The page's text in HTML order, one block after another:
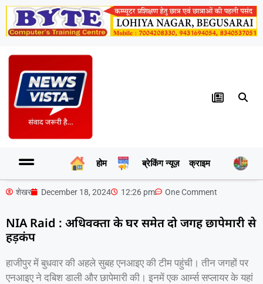
होम ब्रेकिंग न्यूज़ क्राइम
शेखर December 18, 2024 12:26 pm One Comment
NIA Raid : अधिवक्ता के घर समेत दो जगह छापेमारी से
हड़कंप
हाजीपुर में बुधवार की अहले सुबह एनआइए की टीम पहुंची। तीन जगहों पर
एनआइए ने दबिश डाली और छापेमारी की। इनमें एक आर्म्स सप्लायर के यहां